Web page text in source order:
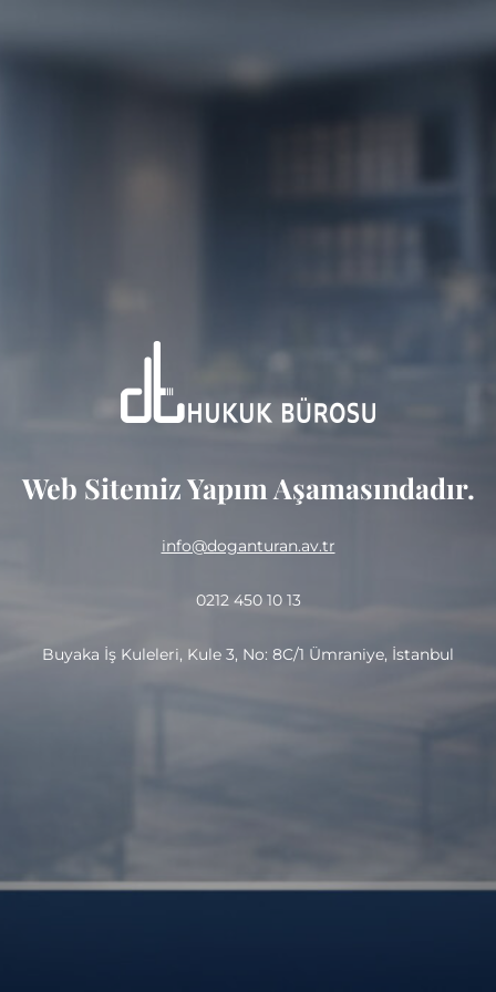
Web Sitemiz Yapım Aşamasındadır.
info@doganturan.av.tr
0212 450 10 13
Buyaka İş Kuleleri, Kule 3, No: 8C/1 Ümraniye, İstanbul